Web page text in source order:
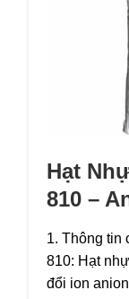
Hạt
810 –
1. Thông tin
810: Hạt
đổi ion